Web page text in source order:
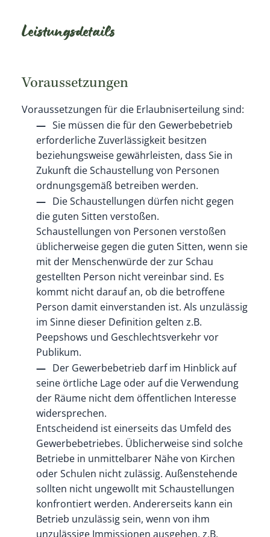
Leistungsdetails
Voraussetzungen
Voraussetzungen für die Erlaubniserteilung sind:
Sie müssen die für den Gewerbebetrieb
erforderliche Zuverlässigkeit besitzen
beziehungsweise gewährleisten, dass Sie in
Zukunft die Schaustellung von Personen
ordnungsgemäß betreiben werden.
Die Schaustellungen dürfen nicht gegen
die guten Sitten verstoßen.
Schaustellungen von Personen verstoßen
üblicherweise gegen die guten Sitten, wenn sie
mit der Menschenwürde der zur Schau
gestellten Person nicht vereinbar sind. Es
kommt nicht darauf an, ob die betroffene
Person damit einverstanden ist. Als unzulässig
im Sinne dieser Definition gelten z.B.
Peepshows und Geschlechtsverkehr vor
Publikum.
Der Gewerbebetrieb darf im Hinblick auf
seine örtliche Lage oder auf die Verwendung
der Räume nicht dem öffentlichen Interesse
widersprechen.
Entscheidend ist einerseits das Umfeld des
Gewerbebetriebes. Üblicherweise sind solche
Betriebe in unmittelbarer Nähe von Kirchen
oder Schulen nicht zulässig. Außenstehende
sollten nicht ungewollt mit Schaustellungen
konfrontiert werden. Andererseits kann ein
Betrieb unzulässig sein, wenn von ihm
unzulässige Immissionen ausgehen, z.B.